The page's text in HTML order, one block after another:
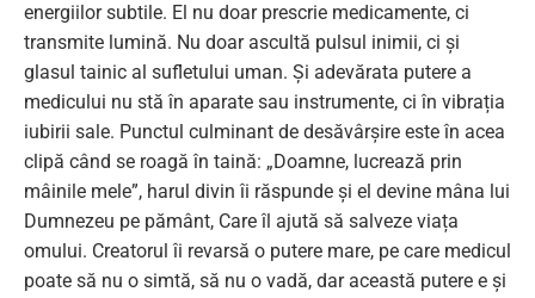
energiilor subtile. El nu doar prescrie medicamente, ci
transmite lumină. Nu doar ascultă pulsul inimii, ci și
glasul tainic al sufletului uman. Și adevărata putere a
medicului nu stă în aparate sau instrumente, ci în vibrația
iubirii sale. Punctul culminant de desăvârșire este în acea
clipă când se roagă în taină: „Doamne, lucrează prin
mâinile mele”, harul divin îi răspunde și el devine mâna lui
Dumnezeu pe pământ, Care îl ajută să salveze viața
omului. Creatorul îi revarsă o putere mare, pe care medicul
poate să nu o simtă, să nu o vadă, dar această putere e și